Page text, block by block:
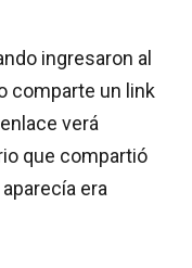
ingresaron al
comparte un link
verá
que compartió
era